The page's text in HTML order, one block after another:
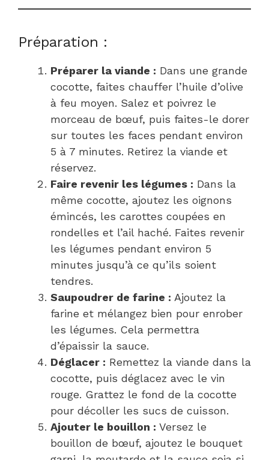
Préparation :
Préparer la viande : Dans une grande
cocotte, faites chauffer l’huile d’olive
à feu moyen. Salez et poivrez le
morceau de bœuf, puis faites-le dorer
sur toutes les faces pendant environ
5 à 7 minutes. Retirez la viande et
réservez.
Faire revenir les légumes : Dans la
même cocotte, ajoutez les oignons
émincés, les carottes coupées en
rondelles et l’ail haché. Faites revenir
les légumes pendant environ 5
minutes jusqu’à ce qu’ils soient
tendres.
Saupoudrer de farine : Ajoutez la
farine et mélangez bien pour enrober
les légumes. Cela permettra
d’épaissir la sauce.
Déglacer : Remettez la viande dans la
cocotte, puis déglacez avec le vin
rouge. Grattez le fond de la cocotte
pour décoller les sucs de cuisson.
Ajouter le bouillon : Versez le
bouillon de bœuf, ajoutez le bouquet